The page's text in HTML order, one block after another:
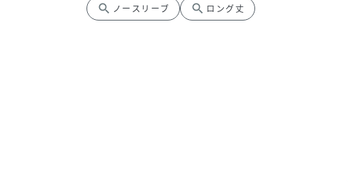
search ノースリーブ search ロング丈